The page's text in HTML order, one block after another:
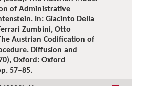
of Administrative
In: Giacinto Della
Zumbini, Otto
Austrian Codification of
Diffusion and
Oxford: Oxford
57–85.